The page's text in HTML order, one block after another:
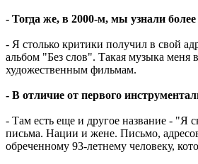
- Тогда же, в 2000-м, мы узнали
- Я столько критики получил в свой
альбом "Без слов". Такая музыка меня
художественным фильмам.
- В отличие от первого
- Там есть еще и другое название - "Я
письма. Нации и жене. Письмо,
обреченному 93-летнему человеку,